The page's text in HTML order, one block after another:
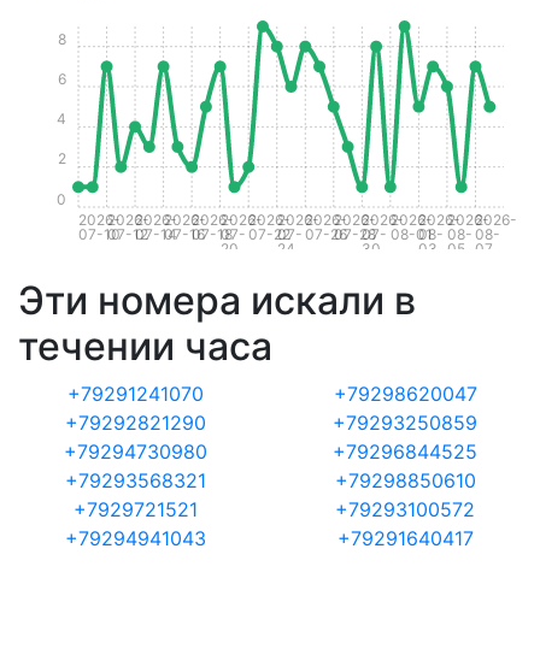
2026-
07-10
2026-
07-12
2026-
07-14
2026-
07-16
2026-
07-18
2026-
07-
20
2026-
07-22
2026-
07-
24
2026-
07-26
2026-
07-28
2026-
07-
30
2026-
08-01
2026-
08-
03
2026-
08-
05
2026-
08-
07
0
2
4
6
8
Эти номера искали в
течении часа
+79291241070
+79298620047
+79292821290
+79293250859
+79294730980
+79296844525
+79293568321
+79298850610
+7929721521
+79293100572
+79294941043
+79291640417